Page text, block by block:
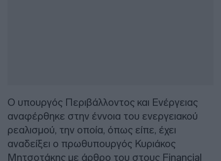
Ο υπουργός Περιβάλλοντος και Ενέργειας
αναφέρθηκε στην έννοια του ενεργειακού
ρεαλισμού, την οποία, όπως είπε, έχει
αναδείξει ο πρωθυπουργός Κυριάκος
Μητσοτάκης με άρθρο του στους Financial